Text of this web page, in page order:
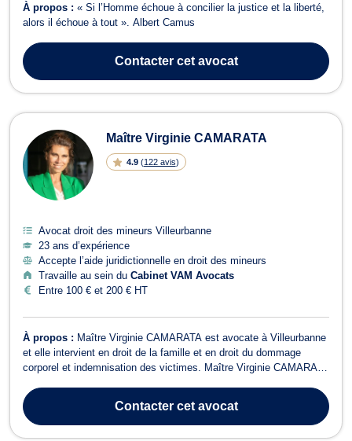
À propos : « Si l’Homme échoue à concilier la justice et la liberté,
alors il échoue à tout ». Albert Camus
Contactercet avocat
Maître Virginie CAMARATA
4.9 (122 avis)
Avocat droit des mineurs Villeurbanne
23 ans d’expérience
Accepte l’aide juridictionnelle en droit des mineurs
Travaille au sein du Cabinet VAM Avocats
Entre 100 € et 200 € HT
À propos : Maître Virginie CAMARATA est avocate à Villeurbanne
et elle intervient en droit de la famille et en droit du dommage
corporel et indemnisation des victimes. Maître Virginie CAMARATA
de procédures de séparation, de divorce ou encore de liquidation
du régime m...
Contactercet avocat